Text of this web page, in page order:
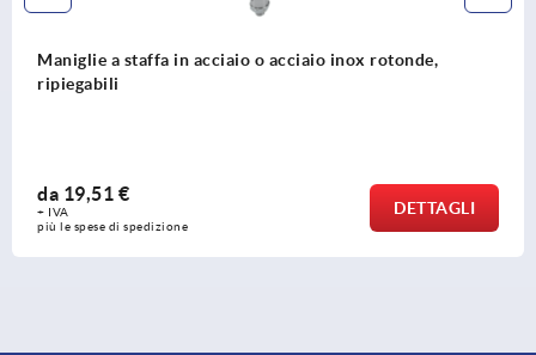
Maniglie a staffa in acciaio o acciaio inox rotonde,
ripiegabili
da 19,51 €
+ IVA
più le spese di spedizione
DETTAGLI